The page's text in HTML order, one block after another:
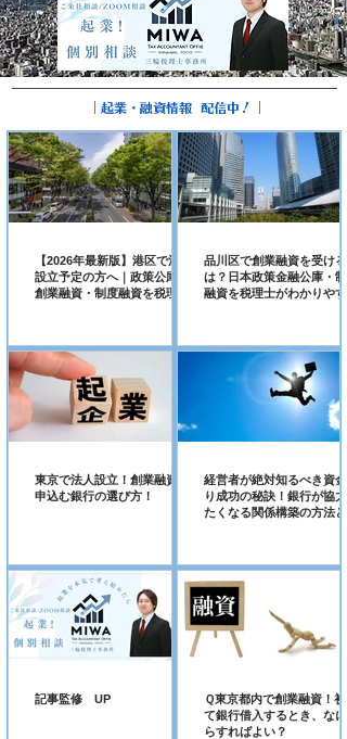
｜起業・融資情報 配信中！｜
【2026年最新版】港区で法人
設立予定の方へ｜政策公庫の
創業融資・制度融資を税理士
品川区で創業融資を受ける
は？日本政策金融公庫・制
融資を税理士がわかりやす
東京で法人設立！創業融資を
申込む銀行の選び方！
経営者が絶対知るべき資金
り成功の秘訣！銀行が協力
たくなる関係構築の方法と
記事監修 UP
Ｑ東京都内で創業融資！初
て銀行借入するとき、なに
らすればよい？